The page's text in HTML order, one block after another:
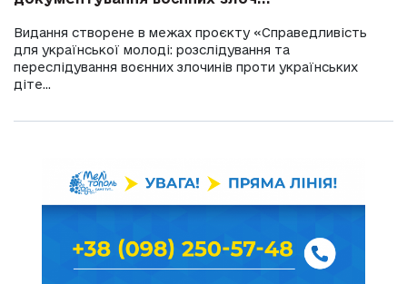
Видання створене в межах проєкту «Справедливість
для української молоді: розслідування та
переслідування воєнних злочинів проти українських
діте...